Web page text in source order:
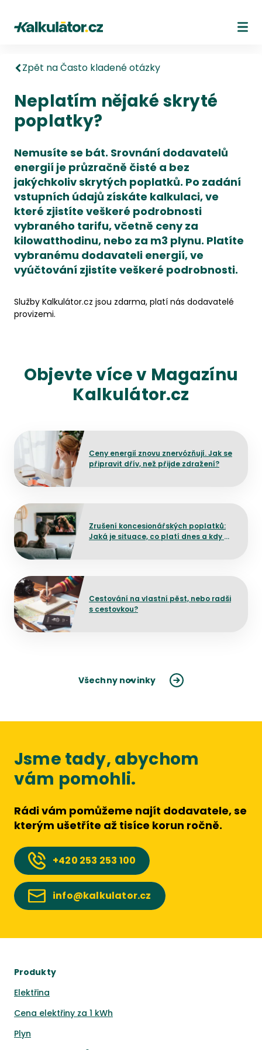
Kalkulátor.cz
Zpět na Často kladené otázky
Neplatím nějaké skryté
poplatky?
Nemusíte se bát. Srovnání dodavatelů
energií je průzračně čisté a bez
jakýchkoliv skrytých poplatků. Po zadání
vstupních údajů získáte kalkulaci, ve
které zjistíte veškeré podrobnosti
vybraného tarifu, včetně ceny za
kilowatthodinu, nebo za m3 plynu. Platíte
vybranému dodavateli energií, ve
vyúčtování zjistíte veškeré podrobnosti.
Služby Kalkulátor.cz jsou zdarma, platí nás dodavatelé
provizemi.
Objevte více v Magazínu
Kalkulátor.cz
Ceny energií znovu znervózňují. Jak se
připravit dřív, než přijde zdražení?
Přejít na detail článku
Zrušení koncesionářských poplatků:
Jaká je situace, co platí dnes a kdy by
Přejít na detail článku
Cestování na vlastní pěst, nebo radši
s cestovkou?
Přejít na detail článku
Všechny novinky
Jsme tady, abychom
vám pomohli.
Rádi vám pomůžeme najít dodavatele, se
kterým ušetříte až tisíce korun ročně.
+420 253 253 100
info@kalkulator.cz
Produkty
Elektřina
Cena elektřiny za 1 kWh
Plyn